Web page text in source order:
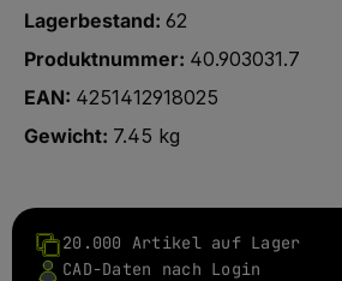
Lagerbestand: 62
Produktnummer: 40.903031.7
EAN: 4251412918025
Gewicht: 7.45 kg
20.000 Artikel auf Lager
CAD-Daten nach Login